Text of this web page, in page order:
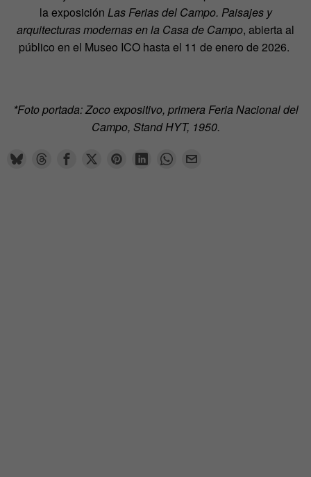
la exposición Las Ferias del Campo. Paisajes y
arquitecturas modernas en la Casa de Campo, abierta al
público en el Museo ICO hasta el 11 de enero de 2026.
*Foto portada: Zoco expositivo, primera Feria Nacional del
Campo, Stand HYT, 1950.